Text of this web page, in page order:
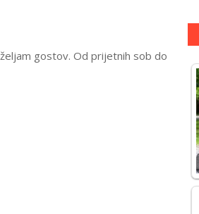
gostov. Od prijetnih sob do